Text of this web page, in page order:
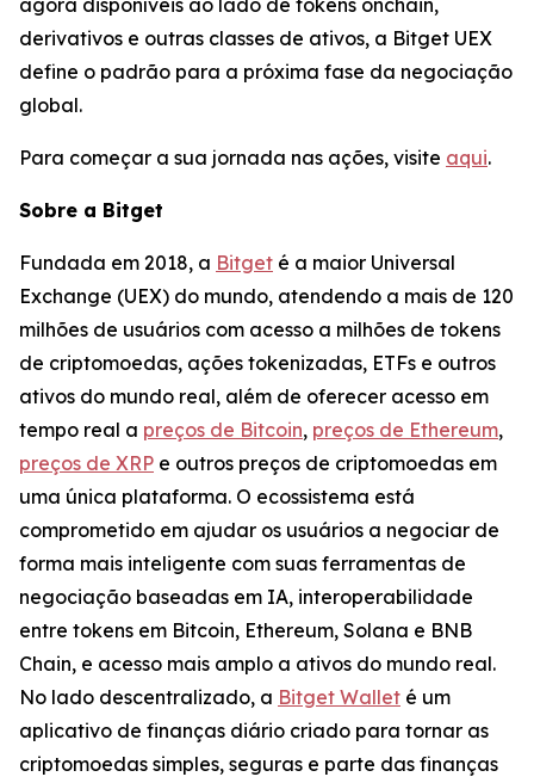
derivativos e outras classes de ativos, a Bitget UEX
define o padrão para a próxima fase da negociação
global.
Para começar a sua jornada nas ações, visite aqui.
Sobre a Bitget
Fundada em 2018, a Bitget é a maior Universal
Exchange (UEX) do mundo, atendendo a mais de 120
milhões de usuários com acesso a milhões de tokens
de criptomoedas, ações tokenizadas, ETFs e outros
ativos do mundo real, além de oferecer acesso em
tempo real a preços de Bitcoin, preços de Ethereum,
preços de XRP e outros preços de criptomoedas em
uma única plataforma. O ecossistema está
comprometido em ajudar os usuários a negociar de
forma mais inteligente com suas ferramentas de
negociação baseadas em IA, interoperabilidade
entre tokens em Bitcoin, Ethereum, Solana e BNB
Chain, e acesso mais amplo a ativos do mundo real.
No lado descentralizado, a Bitget Wallet é um
aplicativo de finanças diário criado para tornar as
criptomoedas simples, seguras e parte das finanças